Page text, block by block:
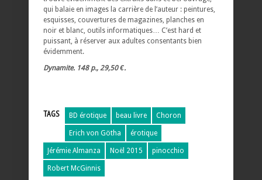
qui balaie en images la carrière de l’auteur : peintures,
esquisses, couvertures de magazines, planches en
noir et blanc, outils informatiques… C’est hard et
puissant, à réserver aux adultes consentants bien
évidemment.
Dynamite. 148 p., 29,50 €.
TAGS BD érotique beau livre Choron
Erich von Götha érotique
Jérémie Almanza Noël 2015 pinocchio
Robert McGinnis